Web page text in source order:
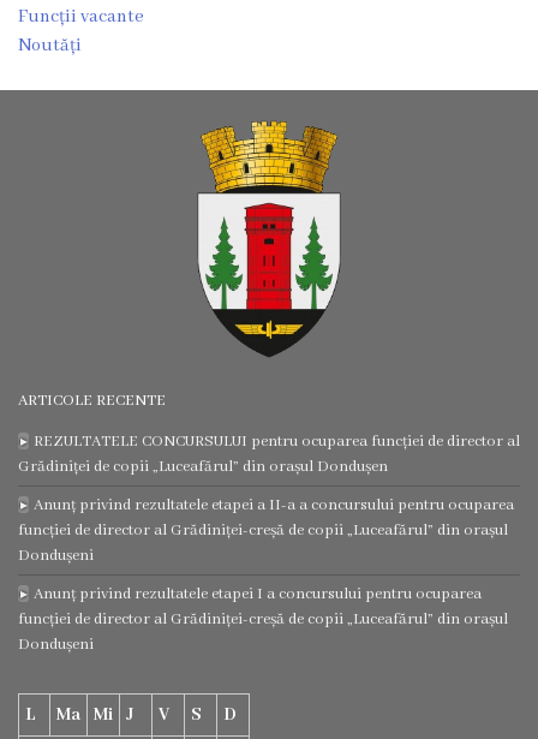
Componența
Regulamentul
consiliului
Transparență
Bugetul
orașului
Strategia
dezvoltare
Funcții vacante
Noutăți
ARTICOLE RECENTE
REZULTATELE CONCURSULUI pentru ocuparea funcției de director al
Grădiniței de copii „Luceafărul” din orașul Dondușen
Anunț privind rezultatele etapei a II-a a concursului pentru ocuparea
funcției de director al Grădiniței-creșă de copii „Luceafărul” din orașul
Dondușeni
Anunț privind rezultatele etapei I a concursului pentru ocuparea
funcției de director al Grădiniței-creșă de copii „Luceafărul” din orașul
Dondușeni
L Ma Mi J V S D